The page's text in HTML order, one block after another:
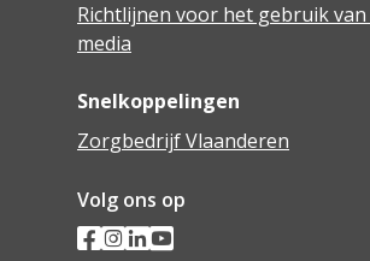
Richtlijnen voor het gebruik van
media
Snelkoppelingen
Zorgbedrijf Vlaanderen
Volg ons op